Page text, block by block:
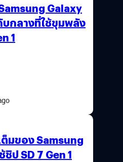
Galaxy
บกลางที่ใช้ขุมพลัง
1
มของ Samsung
ป SD 7 Gen 1